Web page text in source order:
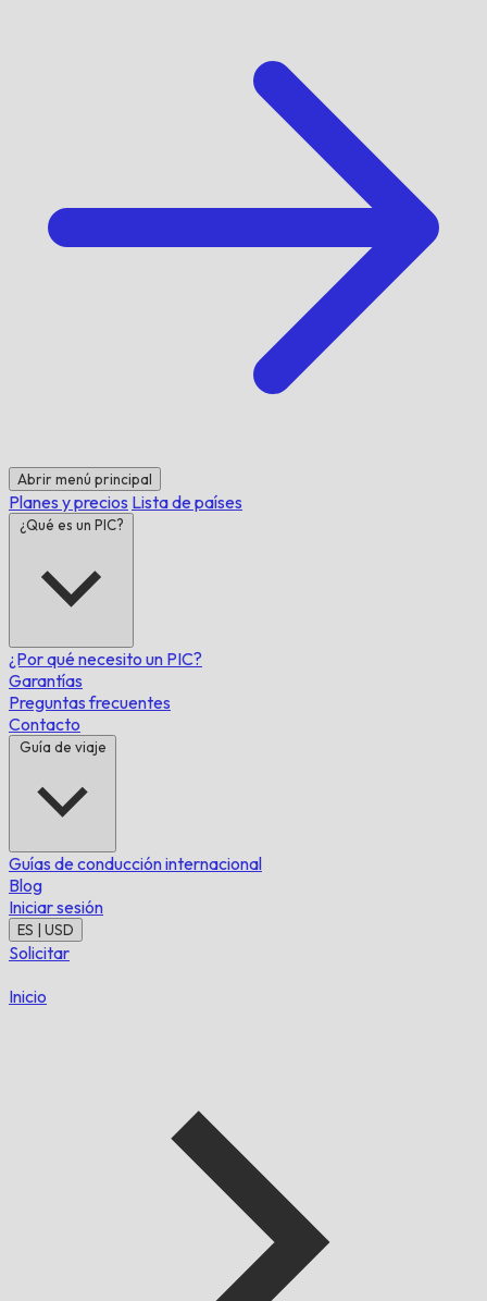
Abrir menú principal
Planes y precios Lista de países
¿Qué es un PIC?
¿Por qué necesito un PIC?
Garantías
Preguntas frecuentes
Contacto
Guía de viaje
Guías de conducción internacional
Blog
Iniciar sesión
ES | USD
Solicitar
Inicio